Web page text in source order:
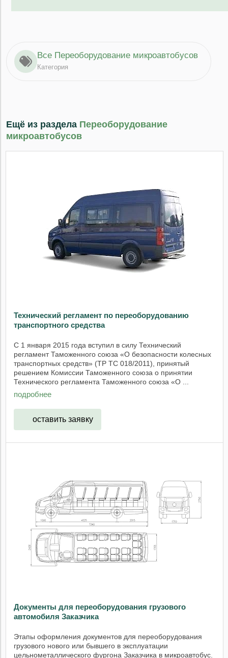
Все Переоборудование микроавтобусов
Категория
Ещё из раздела Переоборудование
микроавтобусов
Технический регламент по переоборудованию
транспортного средства
С 1 января 2015 года вступил в силу Технический
регламент Таможенного союза «О безопасности колесных
транспортных средств» (ТР ТС 018/2011), принятый
решением Комиссии Таможенного союза о принятии
Технического регламента Таможенного союза «О ...
подробнее
оставить заявку
Документы для переоборудования грузового
автомобиля Заказчика
Этапы оформления документов для переоборудования
грузового нового или бывшего в эксплуатации
цельнометаллического фургона Заказчика в микроавтобус.